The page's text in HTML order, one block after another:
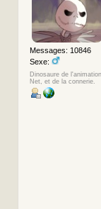
Messages: 10846
Sexe:
Dinosaure de
Net, et de la connerie.